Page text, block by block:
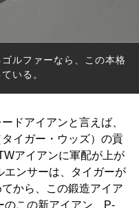
ルファーなら、この本格
いる。
ドアイアンと言えば、
イガー・ウッズ）の貢
アイアンに軍配が上が
エンサーは、タイガーが
から、この鍛造アイア
のこの新アイアン、P-
ッド